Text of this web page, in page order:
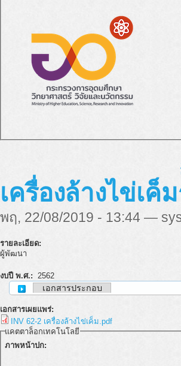
เครื่องล้างไข่เค็
พฤ, 22/08/2019 - 13:44 —
รายละเอียด:
ผู้พัฒนา
งบปี พ.ศ.: 2562
เอกสารประกอบ
เอกสารเผยแพร่:
INV 62-2 เครื่องล้างไข่เค็ม.pdf
แคตตาล็อกเทคโนโลยี
ภาพหน้าปก: